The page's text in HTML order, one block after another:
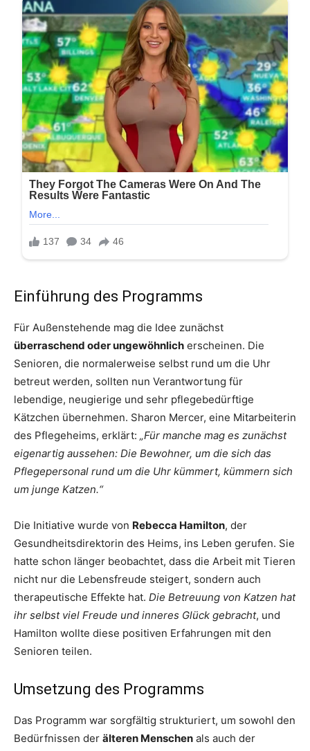
Einführung des Programms
Für Außenstehende mag die Idee zunächst
überraschend oder ungewöhnlich erscheinen. Die
Senioren, die normalerweise selbst rund um die Uhr
betreut werden, sollten nun Verantwortung für
lebendige, neugierige und sehr pflegebedürftige
Kätzchen übernehmen. Sharon Mercer, eine Mitarbeiterin
des Pflegeheims, erklärt: „Für manche mag es zunächst
eigenartig aussehen: Die Bewohner, um die sich das
Pflegepersonal rund um die Uhr kümmert, kümmern sich
um junge Katzen.“
Die Initiative wurde von Rebecca Hamilton, der
Gesundheitsdirektorin des Heims, ins Leben gerufen. Sie
hatte schon länger beobachtet, dass die Arbeit mit Tieren
nicht nur die Lebensfreude steigert, sondern auch
therapeutische Effekte hat. Die Betreuung von Katzen hat
ihr selbst viel Freude und inneres Glück gebracht, und
Hamilton wollte diese positiven Erfahrungen mit den
Senioren teilen.
Umsetzung des Programms
Das Programm war sorgfältig strukturiert, um sowohl den
Bedürfnissen der älteren Menschen als auch der